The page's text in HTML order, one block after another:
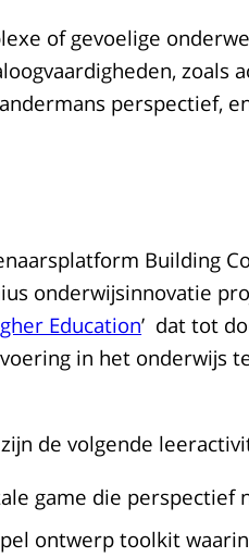
of gevoelige
zoals
perspectief,
Building
onderwijsinnovatie
Education’ dat tot
in het onderwijs
de volgende
game die perspectief
ontwerp toolkit